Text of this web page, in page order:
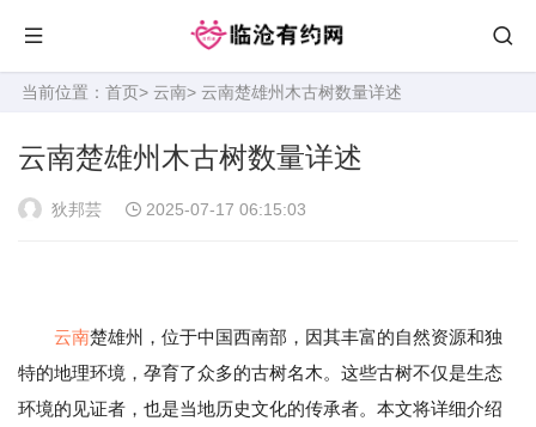
当前位置： 首页> 云南> 云南楚雄州木古树数量详述
云南楚雄州木古树数量详述
狄邦芸 2025-07-17 06:15:03
云南楚雄州，位于中国西南部，因其丰富的自然资源和独
特的地理环境，孕育了众多的古树名木。这些古树不仅是生态
环境的见证者，也是当地历史文化的传承者。本文将详细介绍